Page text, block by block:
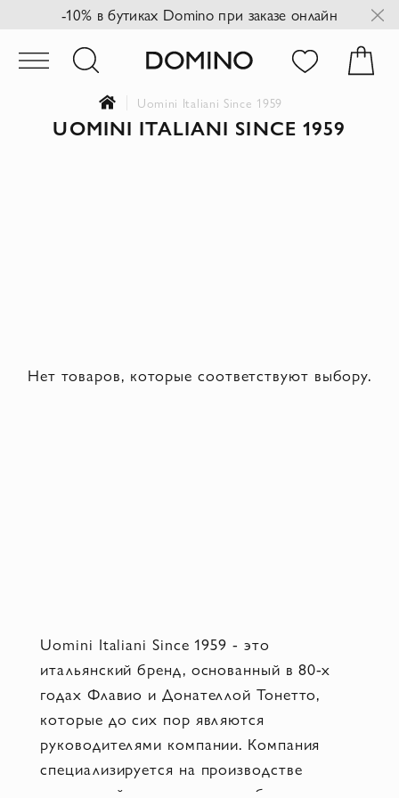
-10% в бутиках Domino при заказе онлайн
Uomini Italiani Since 1959
UOMINI ITALIANI SINCE 1959
Нет товаров, которые соответствуют выбору.
Uomini Italiani Since 1959 - это
итальянский бренд, основанный в 80-х
годах Флавио и Донателлой Тонетто,
которые до сих пор являются
руководителями компании. Компания
специализируется на производстве
роскошной моды, включая обувь, одежду,